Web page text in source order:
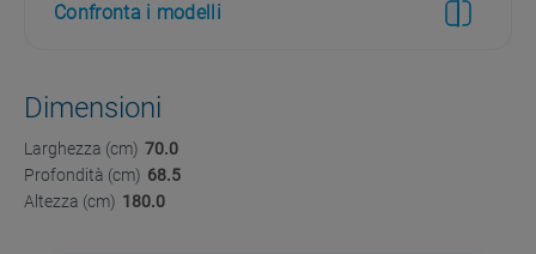
Confronta i modelli
Dimensioni
Larghezza (cm) 70.0
Profondità (cm) 68.5
Altezza (cm) 180.0